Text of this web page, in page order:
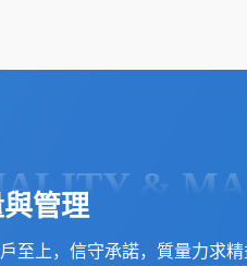
管理 &
至上，信守承諾，質量力求精